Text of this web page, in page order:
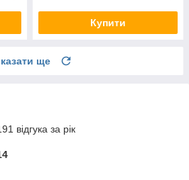
Купити
ще
відгука за рік